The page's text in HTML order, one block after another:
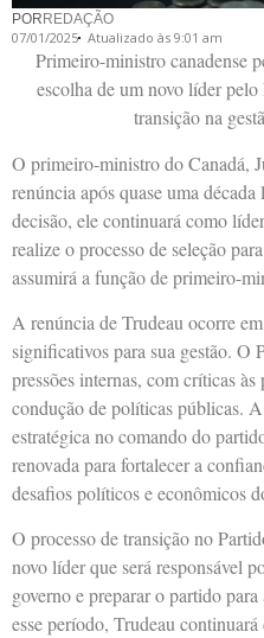
POR REDAÇÃO
07/01/2025 Atualizado às 9:01 am
Primeiro-ministro canadense
escolha de um novo líder
transição na
O primeiro-ministro do Canadá,
renúncia após quase uma
decisão, ele continuará como
realize o processo de seleção
assumirá a função de primeiro-
A renúncia de Trudeau ocorre
significativos para sua gestão. O
pressões internas, com críticas
condução de políticas públicas.
estratégica no comando do
renovada para fortalecer a
desafios políticos e econômicos
O processo de transição no
novo líder que será responsável
governo e preparar o partido
esse período, Trudeau